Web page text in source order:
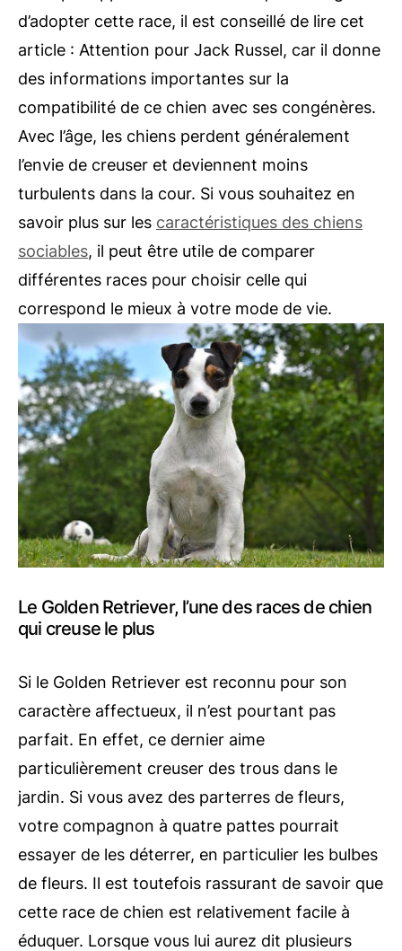
d’adopter cette race, il est conseillé de lire cet
article : Attention pour Jack Russel, car il donne
des informations importantes sur la
compatibilité de ce chien avec ses congénères.
Avec l’âge, les chiens perdent généralement
l’envie de creuser et deviennent moins
turbulents dans la cour. Si vous souhaitez en
savoir plus sur les caractéristiques des chiens
sociables, il peut être utile de comparer
différentes races pour choisir celle qui
correspond le mieux à votre mode de vie.
Le Golden Retriever, l’une des races de chien
qui creuse le plus
Si le Golden Retriever est reconnu pour son
caractère affectueux, il n’est pourtant pas
parfait. En effet, ce dernier aime
particulièrement creuser des trous dans le
jardin. Si vous avez des parterres de fleurs,
votre compagnon à quatre pattes pourrait
essayer de les déterrer, en particulier les bulbes
de fleurs. Il est toutefois rassurant de savoir que
cette race de chien est relativement facile à
éduquer. Lorsque vous lui aurez dit plusieurs